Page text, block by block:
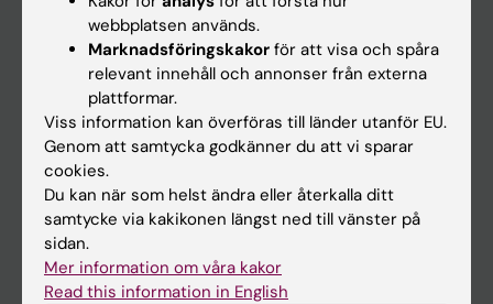
Schema
Studentmejlen
Kurs- och programwebbar
Student på KI
webbplatsen används.
Marknadsföringskakor för att visa och spåra
relevant innehåll och annonser från externa
plattformar.
Viss information kan överföras till länder utanför EU.
Genom att samtycka godkänner du att vi sparar
cookies.
Du kan när som helst ändra eller återkalla ditt
samtycke via kakikonen längst ned till vänster på
sidan.
Mer information om våra kakor
Read this information in English